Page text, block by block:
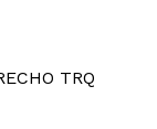
TRQ